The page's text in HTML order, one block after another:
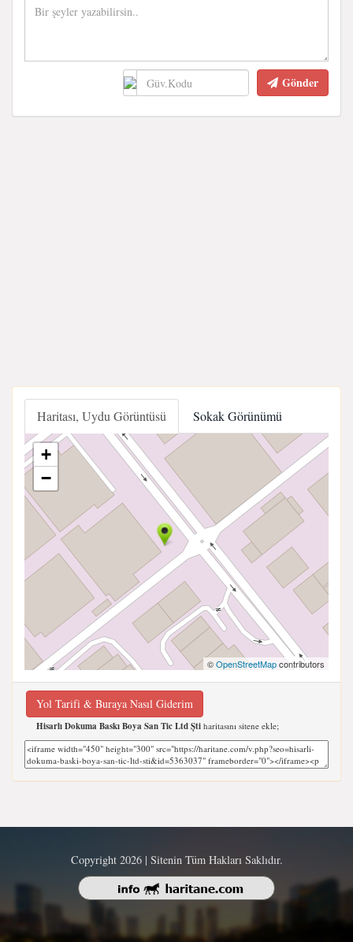
Gönder
Haritası, Uydu Görüntüsü Sokak Görünümü
+
−
©OpenStreetMapcontributors
Yol Tarifi & Buraya Nasıl Giderim
Hisarlı Dokuma Baskı Boya San Tic Ltd Şti haritasını sitene ekle;
Copyright 2026 | Sitenin Tüm Hakları Saklıdır.